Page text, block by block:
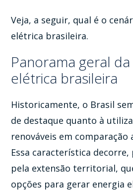
Veja, a seguir, qual é o
elétrica brasileira.
Panorama geral
elétrica brasileira
Historicamente, o Brasil
de destaque quanto à
renováveis em comparação
Essa característica
pela extensão territorial,
opções para gerar energia